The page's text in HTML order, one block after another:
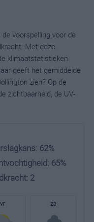
voorspelling voor de
Met deze
klimaatstatistieken
geeft het gemiddelde
zien? Op de
zichtbaarheid, de UV-
62%
65%
2
vr za